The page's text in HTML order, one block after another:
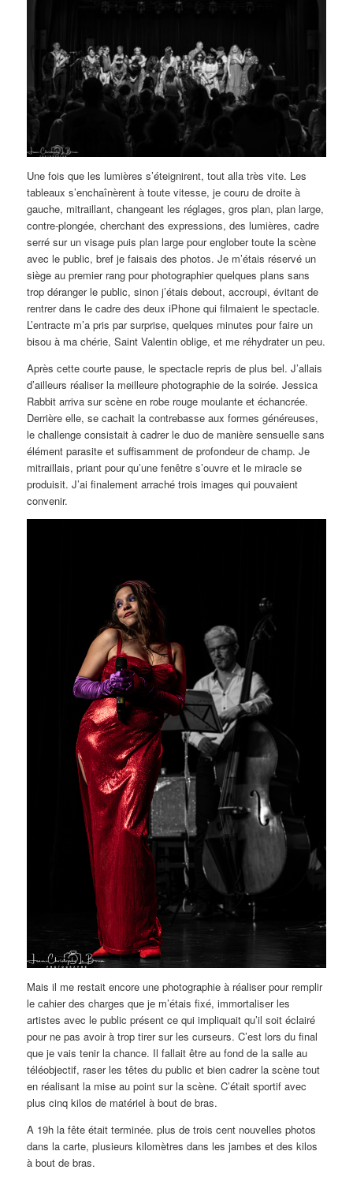
Une fois que les lumières s’éteignirent, tout alla très vite. Les
tableaux s’enchaînèrent à toute vitesse, je couru de droite à
gauche, mitraillant, changeant les réglages, gros plan, plan large,
contre-plongée, cherchant des expressions, des lumières, cadre
serré sur un visage puis plan large pour englober toute la scène
avec le public, bref je faisais des photos. Je m’étais réservé un
siège au premier rang pour photographier quelques plans sans
trop déranger le public, sinon j’étais debout, accroupi, évitant de
rentrer dans le cadre des deux iPhone qui filmaient le spectacle.
L’entracte m’a pris par surprise, quelques minutes pour faire un
bisou à ma chérie, Saint Valentin oblige, et me réhydrater un peu.
Après cette courte pause, le spectacle repris de plus bel. J’allais
d’ailleurs réaliser la meilleure photographie de la soirée. Jessica
Rabbit arriva sur scène en robe rouge moulante et échancrée.
Derrière elle, se cachait la contrebasse aux formes généreuses,
le challenge consistait à cadrer le duo de manière sensuelle sans
élément parasite et suffisamment de profondeur de champ. Je
mitraillais, priant pour qu’une fenêtre s’ouvre et le miracle se
produisit. J’ai finalement arraché trois images qui pouvaient
convenir.
Mais il me restait encore une photographie à réaliser pour remplir
le cahier des charges que je m’étais fixé, immortaliser les
artistes avec le public présent ce qui impliquait qu’il soit éclairé
pour ne pas avoir à trop tirer sur les curseurs. C’est lors du final
que je vais tenir la chance. Il fallait être au fond de la salle au
téléobjectif, raser les têtes du public et bien cadrer la scène tout
en réalisant la mise au point sur la scène. C’était sportif avec
plus cinq kilos de matériel à bout de bras.
A 19h la fête était terminée. plus de trois cent nouvelles photos
dans la carte, plusieurs kilomètres dans les jambes et des kilos
à bout de bras.